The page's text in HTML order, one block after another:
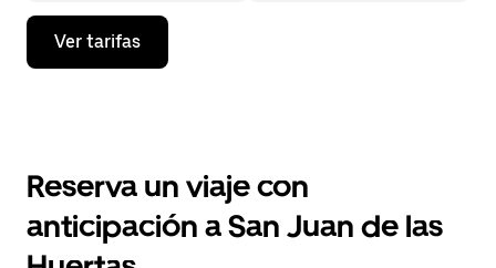
Presiona
flecha
el
y
selecciona
Ver tarifas
Reserva un viaje con
anticipación a San Juan de las